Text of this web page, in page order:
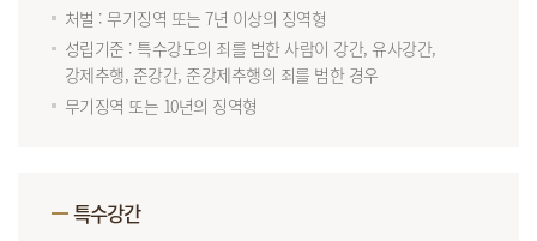
처벌 : 무기징역 또는 7년 이상의 징역형
성립기준 : 특수강도의 죄를 범한 사람이 강간, 유사강간,
강제추행, 준강간, 준강제추행의 죄를 범한 경우
무기징역 또는 10년의 징역형
특수강간